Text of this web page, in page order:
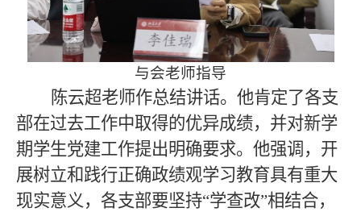
与会老师指导
陈云超老师作总结讲话。他肯定了各支
部在过去工作中取得的优异成绩，并对新学
期学生党建工作提出明确要求。他强调，开
展树立和践行正确政绩观学习教育具有重大
现实意义，各支部要坚持“学查改”相结合，